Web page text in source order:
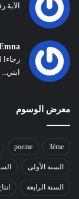
الآية رقم ١١ بها خطأ لا تَسْمَعُ فِيها
رجاءا
ابني...
معرض الوسوم
3éme
poeme
السنة الأولى
السنة الرابعة